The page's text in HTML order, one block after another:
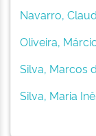
Navarro,
Oliveira,
Silva, Marcos
Silva, Maria